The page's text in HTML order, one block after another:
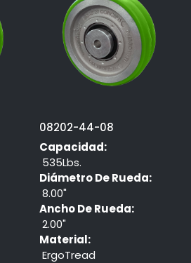
08202-44-08
Capacidad:
535Lbs.
Diámetro De Rueda:
8.00"
Ancho De Rueda:
2.00"
Material:
ErgoTread